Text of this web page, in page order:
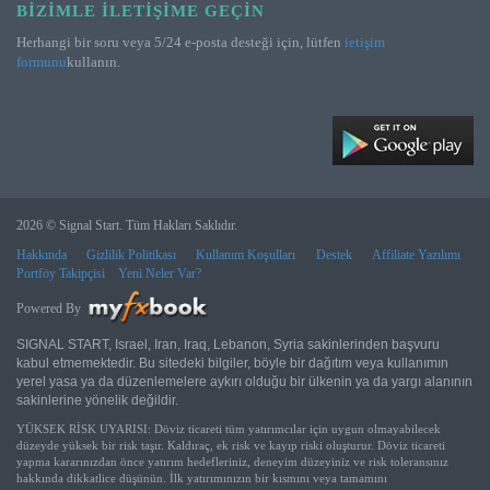
BIZIMLE İLETIŞIME GEÇIN
Herhangi bir soru veya 5/24 e-posta desteği için, lütfen ietişim
formunukullanın.
2026 © Signal Start. Tüm Hakları Saklıdır.
Hakkında
Gizlilik Politikası Kullanım Koşulları Destek
Affiliate Yazılımı
Portföy Takipçisi
Yeni Neler Var?
Powered By
SIGNAL START, Israel, Iran, Iraq, Lebanon, Syria sakinlerinden başvuru
kabul etmemektedir. Bu sitedeki bilgiler, böyle bir dağıtım veya kullanımın
yerel yasa ya da düzenlemelere aykırı olduğu bir ülkenin ya da yargı alanının
sakinlerine yönelik değildir.
YÜKSEK RİSK UYARISI: Döviz ticareti tüm yatırımcılar için uygun olmayabilecek
düzeyde yüksek bir risk taşır. Kaldıraç, ek risk ve kayıp riski oluşturur. Döviz ticareti
yapma kararınızdan önce yatırım hedefleriniz, deneyim düzeyiniz ve risk toleransınız
hakkında dikkatlice düşünün. İlk yatırımınızın bir kısmını veya tamamını